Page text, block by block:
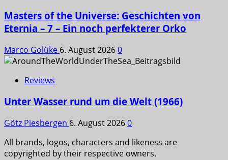
Masters of the Universe: Geschichten von
Eternia – 7 – Ein noch perfekterer Orko
Marco Golüke 6. August 20260
Reviews
Unter Wasser rund um die Welt (1966)
Götz Piesbergen 6. August 20260
All brands, logos, characters and likeness are
copyrighted by their respective owners.